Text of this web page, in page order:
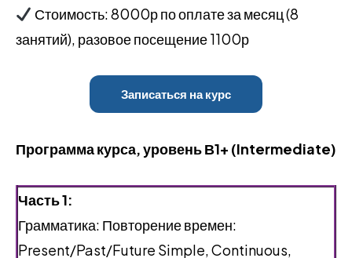
Стоимость: 8000р по оплате за месяц (8
занятий), разовое посещение 1100р
Записаться на курс
Программа курса, уровень В1+ (Intermediate)
Часть 1:
Грамматика: Повторение времен:
Present/Past/Future Simple, Continuous,